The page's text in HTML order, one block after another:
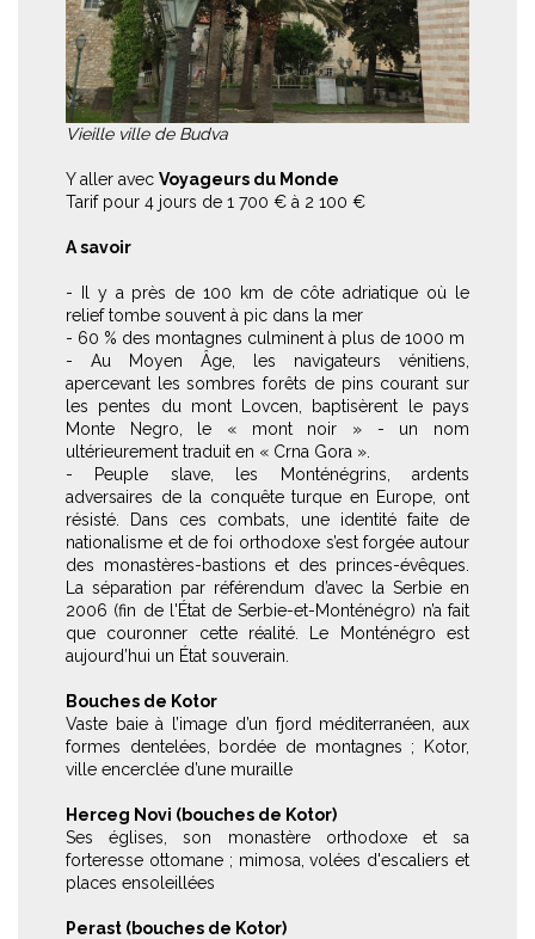
Vieille ville de Budva
Y aller avec Voyageurs du Monde
Tarif pour 4 jours de 1 700 € à 2 100 €
A savoir
- Il y a près de 100 km de côte adriatique où le
relief tombe souvent à pic dans la mer
- 60 % des montagnes culminent à plus de 1000 m
- Au Moyen Âge, les navigateurs vénitiens,
apercevant les sombres forêts de pins courant sur
les pentes du mont Lovcen, baptisèrent le pays
Monte Negro, le « mont noir » - un nom
ultérieurement traduit en « Crna Gora ».
- Peuple slave, les Monténégrins, ardents
adversaires de la conquête turque en Europe, ont
résisté. Dans ces combats, une identité faite de
nationalisme et de foi orthodoxe s’est forgée autour
des monastères-bastions et des princes-évêques.
La séparation par référendum d’avec la Serbie en
2006 (fin de l'État de Serbie-et-Monténégro) n’a fait
que couronner cette réalité. Le Monténégro est
aujourd’hui un État souverain.
Bouches de Kotor
Vaste baie à l’image d’un fjord méditerranéen, aux
formes dentelées, bordée de montagnes ; Kotor,
ville encerclée d’une muraille
Herceg Novi (bouches de Kotor)
Ses églises, son monastère orthodoxe et sa
forteresse ottomane ; mimosa, volées d'escaliers et
places ensoleillées
Perast (bouches de Kotor)